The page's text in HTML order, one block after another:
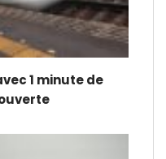
1 minute de